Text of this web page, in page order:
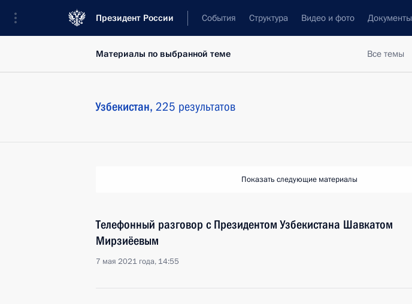
Президент России События Структура Видео и фото Документы
Все темы
Материалы по выбранной теме
Узбекистан, 225 результатов
Показать следующие материалы
Телефонный разговор с Президентом Узбекистана Шавкатом
Мирзиёевым
7 мая 2021 года, 14:55